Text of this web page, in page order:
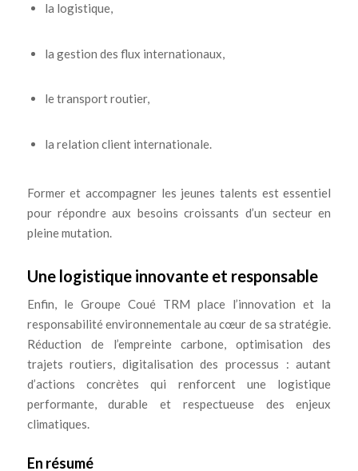
la logistique,
la gestion des flux internationaux,
le transport routier,
la relation client internationale.
Former et accompagner les jeunes talents est essentiel
pour répondre aux besoins croissants d’un secteur en
pleine mutation.
Une logistique innovante et responsable
Enfin, le Groupe Coué TRM place l’innovation et la
responsabilité environnementale au cœur de sa stratégie.
Réduction de l’empreinte carbone, optimisation des
trajets routiers, digitalisation des processus : autant
d’actions concrètes qui renforcent une logistique
performante, durable et respectueuse des enjeux
climatiques.
En résumé